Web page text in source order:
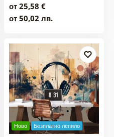
от 25,58 €
от 50,02 лв.
Ново Безплатно лепило